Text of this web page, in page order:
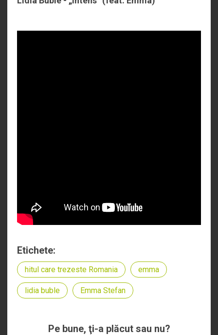
Etichete:
hitul care trezeste Romania emma
lidia buble Emma Stefan
Pe bune, ţi-a plăcut sau nu?